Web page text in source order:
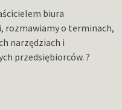
biura
rozmawiamy o terminach,
narzędziach i
przedsiębiorców. ?